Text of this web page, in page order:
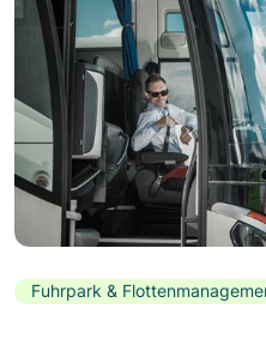
Fuhrpark &